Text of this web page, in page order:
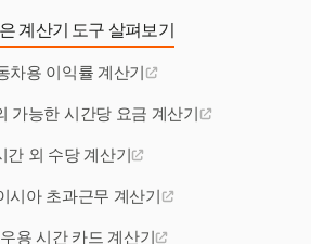
계산기 도구 살펴보기
차용 이익률 계산기
가능한 시간당 요금 계산기
간 외 수당 계산기
시아 초과근무 계산기
용 시간 카드 계산기